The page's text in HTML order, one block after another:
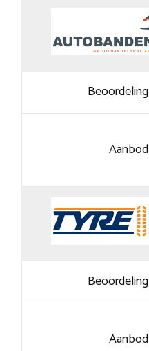
Beoordeling
Aanbod
Beoordeling
Aanbod